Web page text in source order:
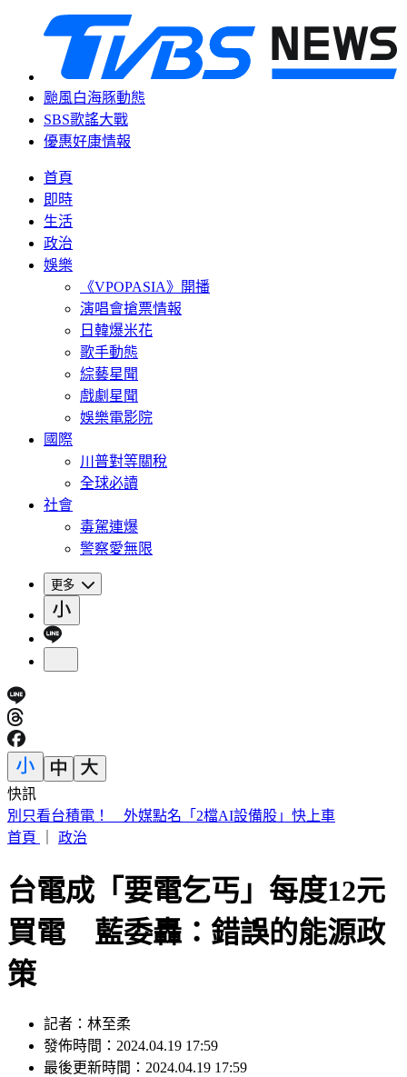
颱風白海豚動態
SBS歌謠大戰
優惠好康情報
首頁
即時
生活
政治
娛樂
《VPOPASIA》開播
演唱會搶票情報
日韓爆米花
歌手動態
綜藝星聞
戲劇星聞
娛樂電影院
國際
川普對等關稅
全球必讀
社會
毒駕連爆
警察愛無限
更多
快訊
快訊／白海豚太兇猛！廈門航空飛松山「無法降落」 原機折
返福州
台電成「要電乞丐」每度12元
買電 藍委轟：錯誤的能源政
策
記者：林至柔
發佈時間：2024.04.19 17:59